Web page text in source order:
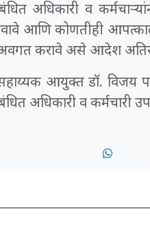
अधिकारी व
आणि कोणतीही
अवगत करावे असे आदेश
आयुक्त डॉ. विजय
अधिकारी व कर्मचारी